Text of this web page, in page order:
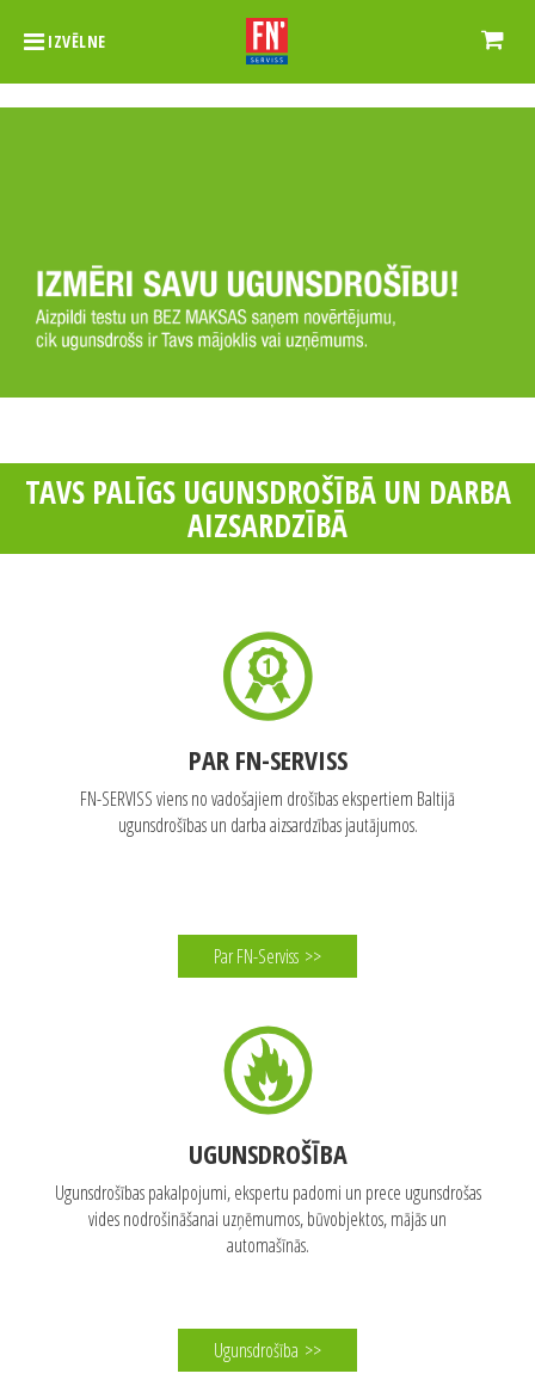
IZVĒLNE
TAVS PALĪGS UGUNSDROŠĪBĀ UN DARBA
AIZSARDZĪBĀ
PAR FN-SERVISS
FN-SERVISS viens no vadošajiem drošības ekspertiem Baltijā
ugunsdrošības un darba aizsardzības jautājumos.
Par FN-Serviss >>
UGUNSDROŠĪBA
Ugunsdrošības pakalpojumi, ekspertu padomi un prece ugunsdrošas
vides nodrošināšanai uzņēmumos, būvobjektos, mājās un
automašīnās.
Ugunsdrošība >>